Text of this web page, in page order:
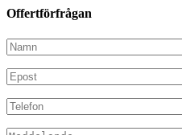
Offertförfrågan